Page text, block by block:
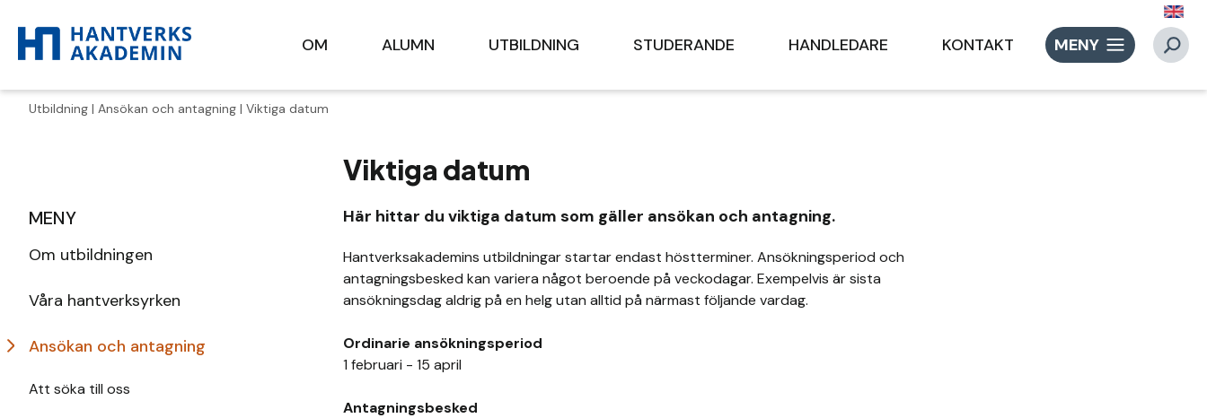
MENY
OM ALUMN UTBILDNING STUDERANDE HANDLEDARE KONTAKT
Utbildning | Ansökan och antagning | Viktiga datum
Viktiga datum
Här hittar du viktiga datum som gäller ansökan och antagning.
Hantverksakademins utbildningar startar endast höstterminer. Ansökningsperiod och
antagningsbesked kan variera något beroende på veckodagar. Exempelvis är sista
ansökningsdag aldrig på en helg utan alltid på närmast följande vardag.
Ordinarie ansökningsperiod
1 februari - 15 april
Antagningsbesked
MENY
Om utbildningen
Våra hantverksyrken
Ansökan och antagning
Att söka till oss